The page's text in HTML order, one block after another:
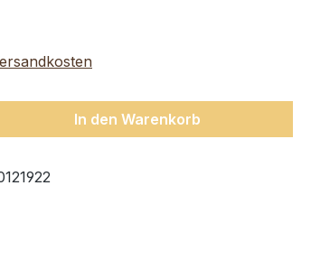
den gewünschten Wert
In den Warenkorb